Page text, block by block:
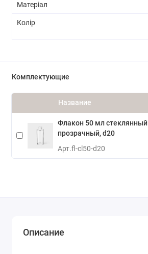
Матеріал
Колір
Комплектующие
Название
Флакон 50 мл стеклянный
прозрачный, d20
Арт.fl-cl50-d20
Описание